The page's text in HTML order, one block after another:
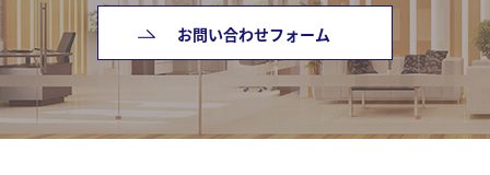
お問い合わせフォーム